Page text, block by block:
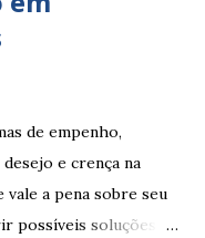
de empenho,
e crença na
a pena sobre seu
possíveis soluções.